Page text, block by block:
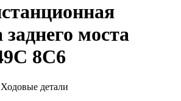
заднего моста
8C6
детали